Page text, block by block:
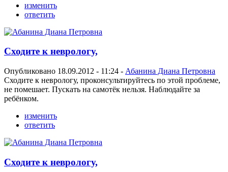
изменить
ответить
Сходите к неврологу,
Опубликовано 18.09.2012 - 11:24 - Абанина Диана Петровна
Сходите к неврологу, проконсультируйтесь по этой проблеме,
не помешает. Пускать на самотёк нельзя. Наблюдайте за
ребёнком.
изменить
ответить
Сходите к неврологу,